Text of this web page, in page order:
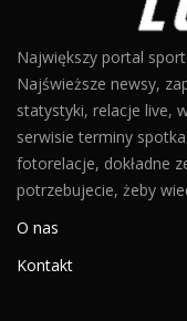
Największy portal
Najświeższe newsy,
statystyki, relacje live,
serwisie terminy
fotorelacje, dokładne
potrzebujecie, żeby
O nas
Kontakt